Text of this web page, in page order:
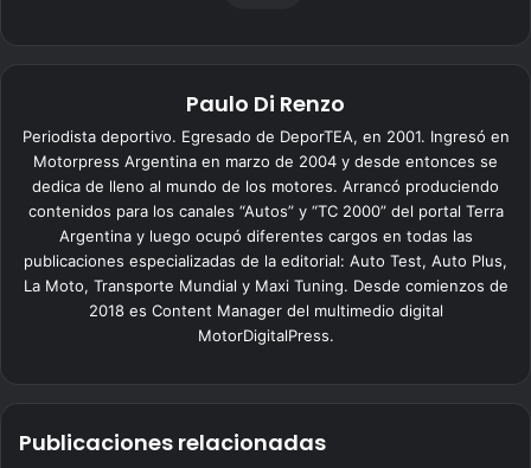
Paulo Di Renzo
Periodista deportivo. Egresado de DeporTEA, en 2001. Ingresó en
Motorpress Argentina en marzo de 2004 y desde entonces se
dedica de lleno al mundo de los motores. Arrancó produciendo
contenidos para los canales “Autos” y “TC 2000” del portal Terra
Argentina y luego ocupó diferentes cargos en todas las
publicaciones especializadas de la editorial: Auto Test, Auto Plus,
La Moto, Transporte Mundial y Maxi Tuning. Desde comienzos de
2018 es Content Manager del multimedio digital
MotorDigitalPress.
Publicaciones relacionadas